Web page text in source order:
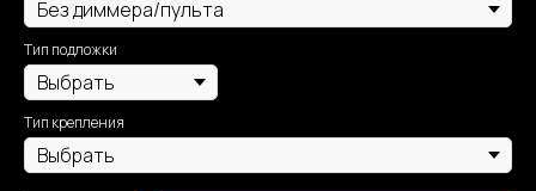
Тип подложки
Тип крепления